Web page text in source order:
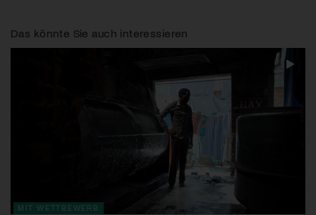
Das könnte Sie auch interessieren
MIT WETTBEWERB